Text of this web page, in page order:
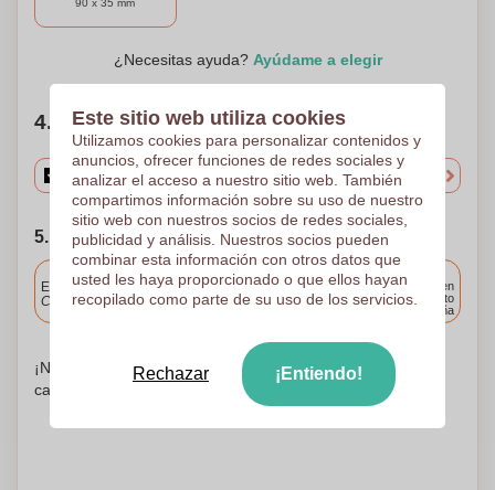
90 x 35 mm
¿Necesitas ayuda? Ayúdame a elegir
4. Elige tu cantidad
5. Elija su fecha de envío
Incluido
Entrega estándar
Cargue y apruebe sus archivos antes de las 9.30 a.m.
Entrega en
cualquier punto
de España
¡No te preocupes! Simplemente suba sus archivos a la
canasta de compras
Este sitio web utiliza cookies
Utilizamos cookies para personalizar contenidos y
anuncios, ofrecer funciones de redes sociales y
analizar el acceso a nuestro sitio web. También
compartimos información sobre su uso de nuestro
sitio web con nuestros socios de redes sociales,
publicidad y análisis. Nuestros socios pueden
combinar esta información con otros datos que
usted les haya proporcionado o que ellos hayan
recopilado como parte de su uso de los servicios.
Rechazar ¡Entiendo!